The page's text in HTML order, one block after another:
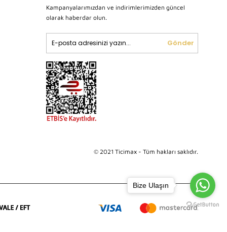
Kampanyalarımızdan ve indirimlerimizden güncel
olarak haberdar olun.
Gönder
© 2021 Ticimax - Tüm hakları saklıdır.
Bize Ulaşın